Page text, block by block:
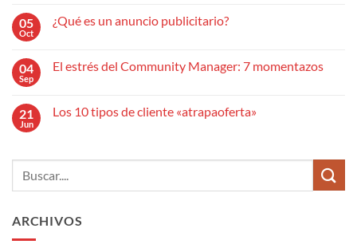
comunicación
tu
en
redactar
un
05
Oct
¿Qué es un anuncio publicitario?
en
anuncio
publicitario?
04
Sep
El estrés del Community Manager: 7 momentazos
en
7
21
Jun
Los 10 tipos de cliente «atrapaoferta»
en
10
tipos
«atrapaoferta»
ARCHIVOS